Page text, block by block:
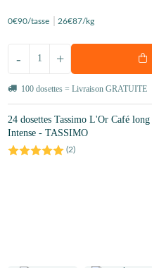
0€90/tasse 26€87/kg
+
-
100 dosettes = Livraison GRATUITE
24 dosettes Tassimo L'Or Café long
Intense - TASSIMO
(2)